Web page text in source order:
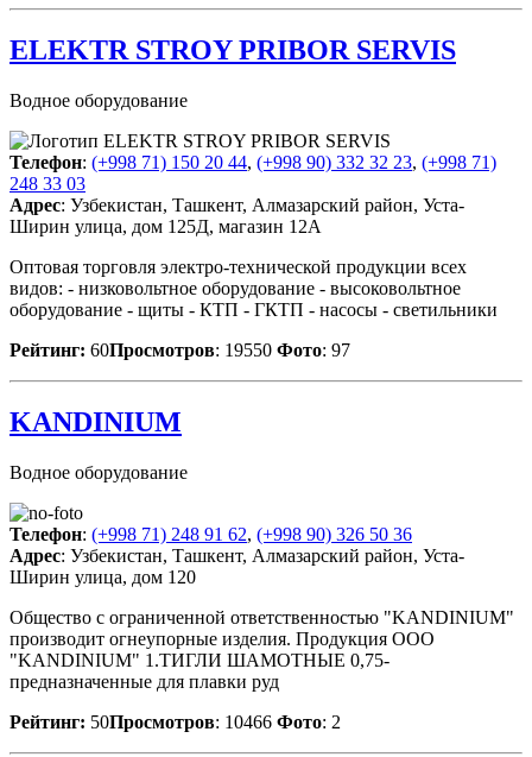
ELEKTR STROY PRIBOR SERVIS
Водное оборудование
Телефон: (+998 71) 150 20 44, (+998 90) 332 32 23, (+998 71)
248 33 03
Адрес: Узбекистан, Ташкент, Алмазарский район, Уста-
Ширин улица, дом 125Д, магазин 12А
Оптовая торговля электро-технической продукции всех
видов: - низковольтное оборудование - высоковольтное
оборудование - щиты - КТП - ГКТП - насосы - светильники
Рейтинг: 60Просмотров: 19550 Фото: 97
KANDINIUM
Водное оборудование
Телефон: (+998 71) 248 91 62, (+998 90) 326 50 36
Адрес: Узбекистан, Ташкент, Алмазарский район, Уста-
Ширин улица, дом 120
Общество с ограниченной ответственностью "KANDINIUM"
производит огнеупорные изделия. Продукция ООО
"KANDINIUM" 1.ТИГЛИ ШАМОТНЫЕ 0,75-
предназначенные для плавки руд
Рейтинг: 50Просмотров: 10466 Фото: 2